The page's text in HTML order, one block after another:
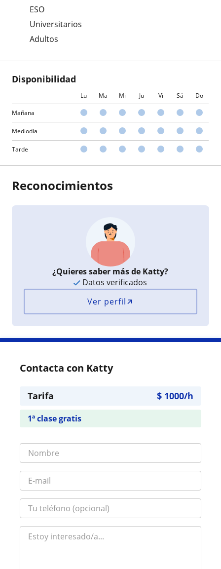
ESO
Universitarios
Adultos
Disponibilidad
Lu Ma Mi Ju Vi Sá Do
Mañana
Mediodía
Tarde
Reconocimientos
¿Quieres saber más de Katty?
Datos verificados
Ver perfil
Contacta con Katty
Tarifa $ 1000/h
1ª clase gratis